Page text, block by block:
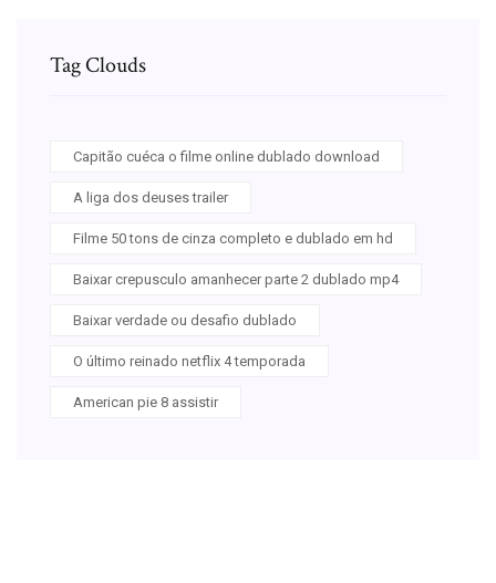
Tag Clouds
Capitão cuéca o filme online dublado download
A liga dos deuses trailer
Filme 50 tons de cinza completo e dublado em hd
Baixar crepusculo amanhecer parte 2 dublado mp4
Baixar verdade ou desafio dublado
O último reinado netflix 4 temporada
American pie 8 assistir